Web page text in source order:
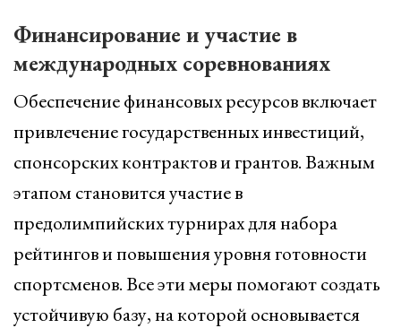
Финансирование и участие в
международных соревнованиях
Обеспечение финансовых ресурсов включает
привлечение государственных инвестиций,
спонсорских контрактов и грантов. Важным
этапом становится участие в
предолимпийских турнирах для набора
рейтингов и повышения уровня готовности
спортсменов. Все эти меры помогают создать
устойчивую базу, на которой основывается